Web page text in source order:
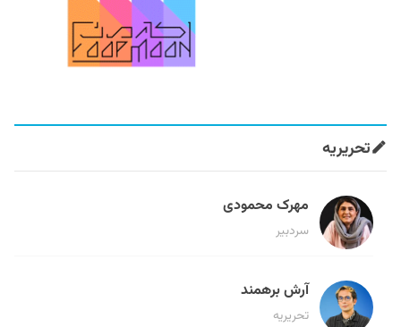
تحریریه
مهرک محمودی
سردبیر
آرش برهمند
تحریریه